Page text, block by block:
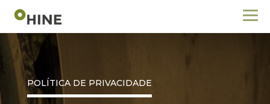
POLÍTICA DE PRIVACIDADE